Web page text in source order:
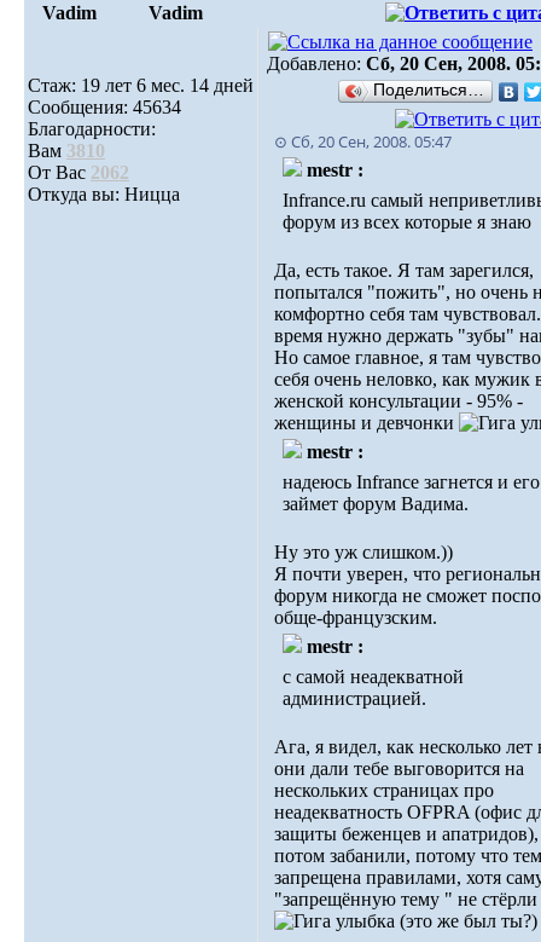
Vadim Vadim
Стаж: 19 лет 6 мес. 14 дней
Сообщения: 45634
Благодарности:
Вам 3810
От Вас 2062
Откуда вы: Ницца
Добавлено: Сб, 20 Сен, 2008.
Поделиться…
⊙ Сб, 20 Сен, 2008. 05:47
mestr :
Infrance.ru самый
форум из всех которые я знаю
Да, есть такое. Я там зарегился,
попытался "пожить", но очень
комфортно себя там
время нужно держать "зубы"
Но самое главное, я там
себя очень неловко, как мужик
женской консультации - 95% -
женщины и девчонки
mestr :
надеюсь Infrance загнется и
займет форум Вадима.
Ну это уж слишком.))
Я почти уверен, что
форум никогда не сможет
обще-французским.
mestr :
с самой неадекватной
администрацией.
Ага, я видел, как несколько лет
они дали тебе выговорится на
нескольких страницах про
неадекватность OFPRA (офис
защиты беженцев и апатридов),
потом забанили, потому что
запрещена правилами, хотя
"запрещённую тему " не стёрли
(это же был ты?)